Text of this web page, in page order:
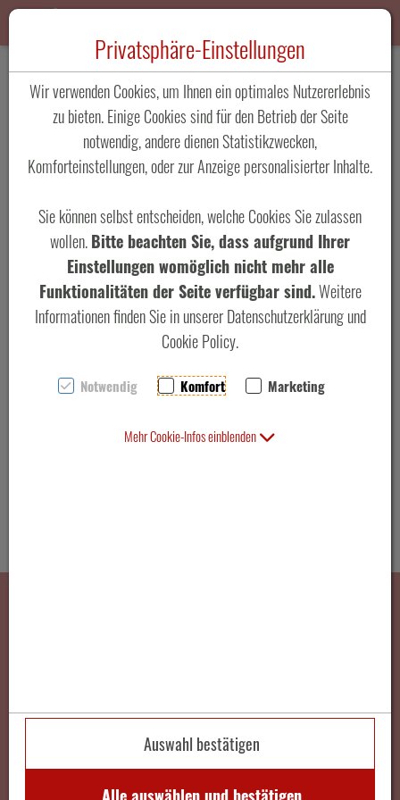
Zum Inhalt springen [AK + 0]
Zum Hauptmenü springen [AK + 1]
Zum Footer-Menü unten (angedockt an Browserrand) springen [AK + 2]
Zum "Barrierefreiheits-Menü" springen [AK + 3]
Zu den Inhalten im Fußbereich springen [AK + 4]
Toggle
Be Clever -
Fly Smart
Smartline
A-6900 Bregenz / Austria
Privatsphäre-Einstellungen
Wir verwenden Cookies, um Ihnen ein optimales Nutzererlebnis
zu bieten. Einige Cookies sind für den Betrieb der Seite
notwendig, andere dienen Statistikzwecken,
Komforteinstellungen, oder zur Anzeige personalisierter Inhalte.
Sie können selbst entscheiden, welche Cookies Sie zulassen
wollen.Bitte beachten Sie, dass aufgrund Ihrer
Einstellungen womöglich nicht mehr alle
Funktionalitäten der Seite verfügbar sind.Weitere
Informationen finden Sie in unserer Datenschutzerklärung und
Cookie Policy.
Notwendig Komfort Marketing
Mehr Cookie-Infos einblenden
Auswahl bestätigen